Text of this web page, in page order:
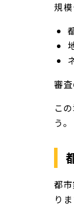
規
審
こ
う。
都
り